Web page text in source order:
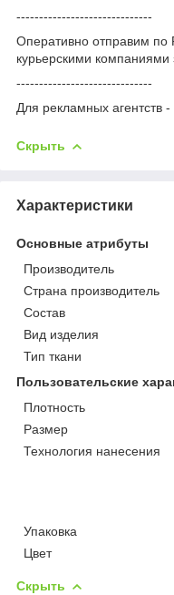
------------------------------
Оперативно отправим
курьерскими компаниями
------------------------------
Для рекламных агентств
Скрыть
Характеристики
Основные атрибуты
Производитель
Страна производитель
Состав
Вид изделия
Тип ткани
Пользовательские
Плотность
Размер
Технология нанесения
Упаковка
Цвет
Скрыть